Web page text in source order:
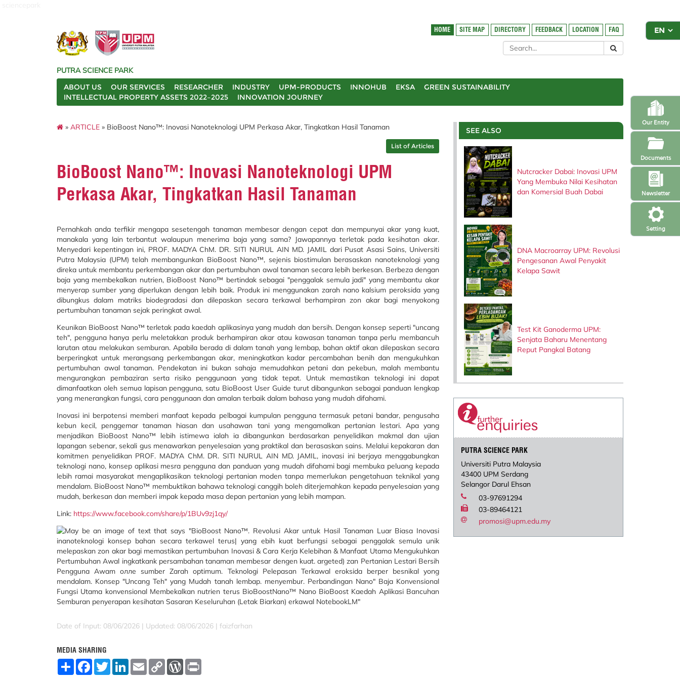
Setting
Newsletter
Our Entity
Documents
HOME SITE MAP DIRECTORY FEEDBACK LOCATION FAQ
PUTRA SCIENCE PARK
ABOUT US
OUR SERVICES RESEARCHER INDUSTRY UPM-PRODUCTS INNOHUB EKSA
GREEN SUSTAINABILITY
INTELLECTUAL PROPERTY ASSETS 2022–2025
INNOVATION JOURNEY
» ARTICLE » BioBoost Nano™: Inovasi Nanoteknologi UPM Perkasa Akar, Tingkatkan Hasil Tanaman
List of Articles
BioBoost Nano™: Inovasi Nanoteknologi UPM
Perkasa Akar, Tingkatkan Hasil Tanaman
Pernahkah anda terfikir mengapa sesetengah tanaman membesar dengan cepat dan mempunyai akar yang kuat,
manakala yang lain terbantut walaupun menerima baja yang sama? Jawapannya terletak pada kesihatan akar.
Menyedari kepentingan ini, PROF. MADYA ChM. DR. SITI NURUL AIN MD. JAMIL dari Pusat Asasi Sains, Universiti
Putra Malaysia (UPM) telah membangunkan BioBoost Nano™, sejenis biostimulan berasaskan nanoteknologi yang
direka untuk membantu perkembangan akar dan pertumbuhan awal tanaman secara lebih berkesan. Berbeza dengan
baja yang membekalkan nutrien, BioBoost Nano™ bertindak sebagai "penggalak semula jadi" yang membantu akar
menyerap sumber yang diperlukan dengan lebih baik. Produk ini menggunakan zarah nano kalsium peroksida yang
dibungkus dalam matriks biodegradasi dan dilepaskan secara terkawal berhampiran zon akar bagi menyokong
pertumbuhan tanaman sejak peringkat awal.
Keunikan BioBoost Nano™ terletak pada kaedah aplikasinya yang mudah dan bersih. Dengan konsep seperti "uncang
teh", pengguna hanya perlu meletakkan produk berhampiran akar atau kawasan tanaman tanpa perlu membancuh
larutan atau melakukan semburan. Apabila berada di dalam tanah yang lembap, bahan aktif akan dilepaskan secara
berperingkat untuk merangsang perkembangan akar, meningkatkan kadar percambahan benih dan mengukuhkan
pertumbuhan awal tanaman. Pendekatan ini bukan sahaja memudahkan petani dan pekebun, malah membantu
mengurangkan pembaziran serta risiko penggunaan yang tidak tepat. Untuk memastikan teknologi ini dapat
dimanfaatkan oleh semua lapisan pengguna, satu BioBoost User Guide turut dibangunkan sebagai panduan lengkap
yang menerangkan fungsi, cara penggunaan dan amalan terbaik dalam bahasa yang mudah difahami.
Inovasi ini berpotensi memberi manfaat kepada pelbagai kumpulan pengguna termasuk petani bandar, pengusaha
kebun kecil, penggemar tanaman hiasan dan usahawan tani yang mengamalkan pertanian lestari. Apa yang
menjadikan BioBoost Nano™ lebih istimewa ialah ia dibangunkan berdasarkan penyelidikan makmal dan ujian
lapangan sebenar, sekali gus menawarkan penyelesaian yang praktikal dan berasaskan sains. Melalui kepakaran dan
komitmen penyelidikan PROF. MADYA ChM. DR. SITI NURUL AIN MD. JAMIL, inovasi ini berjaya menggabungkan
teknologi nano, konsep aplikasi mesra pengguna dan panduan yang mudah difahami bagi membuka peluang kepada
lebih ramai masyarakat mengaplikasikan teknologi pertanian moden tanpa memerlukan pengetahuan teknikal yang
mendalam. BioBoost Nano™ membuktikan bahawa teknologi canggih boleh diterjemahkan kepada penyelesaian yang
mudah, berkesan dan memberi impak kepada masa depan pertanian yang lebih mampan.
Link: https://www.facebook.com/share/p/1BUv9zj1qy/
Date of Input: 08/06/2026 | Updated: 08/06/2026 | faizfarhan
MEDIA SHARING
S
F
T
w
L
E
m
C
W
SEE ALSO
Nutcracker Dabai: Inovasi UPM
Yang Membuka Nilai Kesihatan
dan Komersial Buah Dabai
DNA Macroarray UPM: Revolusi
Pengesanan Awal Penyakit
Kelapa Sawit
Test Kit Ganoderma UPM:
Senjata Baharu Menentang
Reput Pangkal Batang
PUTRA SCIENCE PARK
Universiti Putra Malaysia
43400 UPM Serdang
Selangor Darul Ehsan
03-97691294
03-89464121
promosi@upm.edu.my